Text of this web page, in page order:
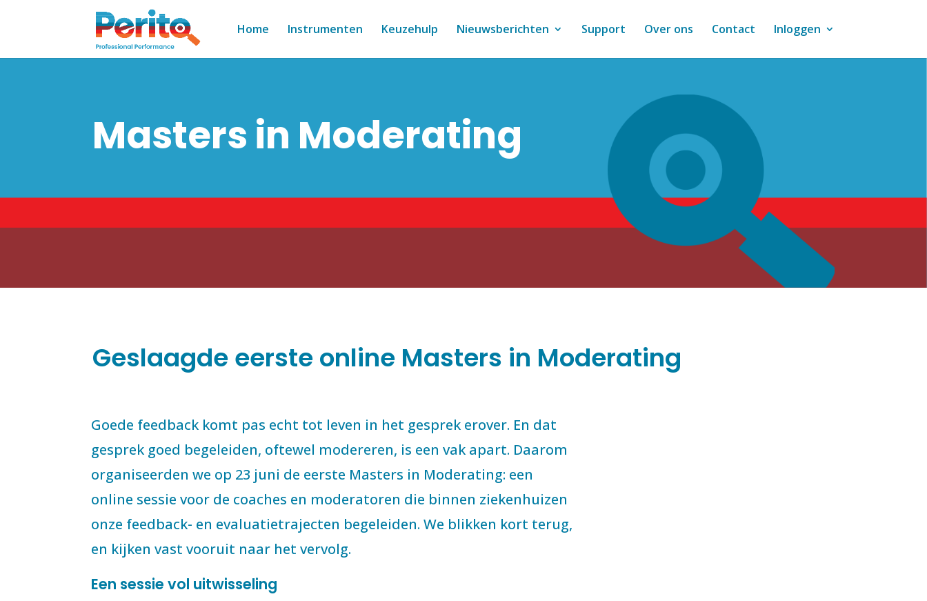
Home Instrumenten Keuzehulp Nieuwsberichten Support Over ons Contact Inloggen
Masters in Moderating
Geslaagde eerste online Masters in Moderating
Goede feedback komt pas echt tot leven in het gesprek erover. En dat
gesprek goed begeleiden, oftewel modereren, is een vak apart. Daarom
organiseerden we op 23 juni de eerste Masters in Moderating: een
online sessie voor de coaches en moderatoren die binnen ziekenhuizen
onze feedback- en evaluatietrajecten begeleiden. We blikken kort terug,
en kijken vast vooruit naar het vervolg.
Een sessie vol uitwisseling